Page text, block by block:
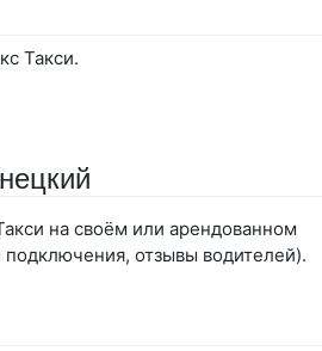
Такси.
на своём или арендованном
отзывы водителей).